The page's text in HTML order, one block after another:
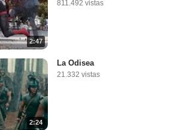
2:47
811.492 vistas
2:24
La Odisea
21.332 vistas